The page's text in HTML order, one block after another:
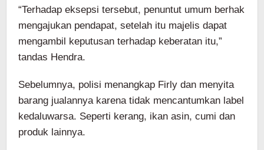
“Terhadap eksepsi tersebut, penuntut umum berhak
mengajukan pendapat, setelah itu majelis dapat
mengambil keputusan terhadap keberatan itu,”
tandas Hendra.
Sebelumnya, polisi menangkap Firly dan menyita
barang jualannya karena tidak mencantumkan label
kedaluwarsa. Seperti kerang, ikan asin, cumi dan
produk lainnya.